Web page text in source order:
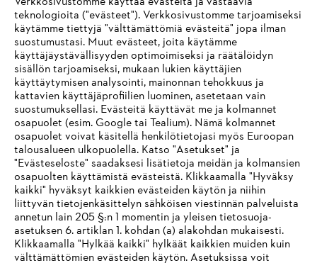
Yritys
STIHL FAQ
Palvelut
IHR BROWSER WIRD NICHT
UNTERSTÜTZT
teknologioita ("evästeet"). Verkkosivustomme tarjoamiseksi
käytämme tiettyjä "välttämättömiä evästeitä" jopa ilman
suostumustasi. Muut evästeet, joita käytämme
käyttäjäystävällisyyden optimoimiseksi ja räätälöidyn
sisällön tarjoamiseksi, mukaan lukien käyttäjien
käyttäytymisen analysointi, mainonnan tehokkuus ja
kattavien käyttäjäprofiilien luominen, asetetaan vain
suostumuksellasi. Evästeitä käyttävät me ja kolmannet
osapuolet (esim. Google tai Tealium). Nämä kolmannet
osapuolet voivat käsitellä henkilötietojasi myös Euroopan
talousalueen ulkopuolella. Katso "Asetukset" ja
"Evästeseloste" saadaksesi lisätietoja meidän ja kolmansien
osapuolten käyttämistä evästeistä. Klikkaamalla "Hyväksy
kaikki" hyväksyt kaikkien evästeiden käytön ja niihin
liittyvän tietojenkäsittelyn sähköisen viestinnän palveluista
annetun lain 205 §:n 1 momentin ja yleisen tietosuoja-
asetuksen 6. artiklan 1. kohdan (a) alakohdan mukaisesti.
Klikkaamalla "Hylkää kaikki" hylkäät kaikkien muiden kuin
välttämättömien evästeiden käytön. Asetuksissa voit